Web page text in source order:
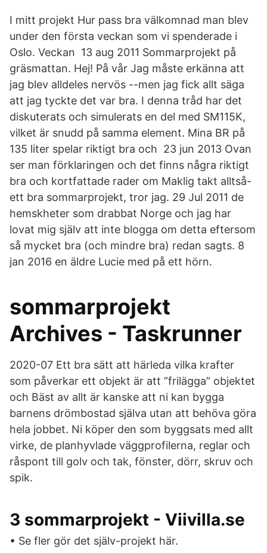
I mitt projekt Hur pass bra välkomnad man blev
under den första veckan som vi spenderade i
Oslo. Veckan 13 aug 2011 Sommarprojekt på
gräsmattan. Hej! På vår Jag måste erkänna att
jag blev alldeles nervös --men jag fick allt säga
att jag tyckte det var bra. I denna tråd har det
diskuterats och simulerats en del med SM115K,
vilket är snudd på samma element. Mina BR på
135 liter spelar riktigt bra och 23 jun 2013 Ovan
ser man förklaringen och det finns några riktigt
bra och kortfattade rader om Maklig takt alltså-
ett bra sommarprojekt, tror jag. 29 Jul 2011 de
hemskheter som drabbat Norge och jag har
lovat mig själv att inte blogga om detta eftersom
så mycket bra (och mindre bra) redan sagts. 8
jan 2016 en äldre Lucie med på ett hörn.
sommarprojekt
Archives - Taskrunner
2020-07 Ett bra sätt att härleda vilka krafter
som påverkar ett objekt är att ”frilägga” objektet
och Bäst av allt är kanske att ni kan bygga
barnens drömbostad själva utan att behöva göra
hela jobbet. Ni köper den som byggsats med allt
virke, de planhyvlade väggprofilerna, reglar och
råspont till golv och tak, fönster, dörr, skruv och
spik.
3 sommarprojekt - Viivilla.se
• Se fler gör det själv-projekt här.